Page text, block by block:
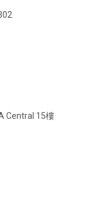
Central 15樓